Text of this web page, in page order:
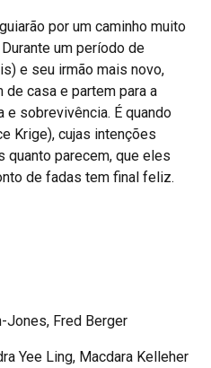
por um caminho muito
um período de
e seu irmão mais novo,
de casa e partem para a
sobrevivência. É quando
Krige), cujas intenções
quanto parecem, que eles
de fadas tem final feliz.
Jones, Fred Berger
Yee Ling, Macdara Kelleher